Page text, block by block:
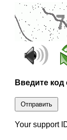
Введите код
Отправить
Your support